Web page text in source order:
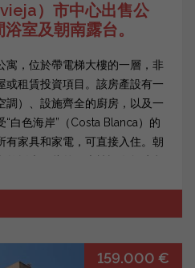
）市中心出售公
室及朝南露台。
寓，位於帶電梯大樓的一層，非
或租賃投資項目。該房產設有一
調）、設施齊全的廚房，以及一
白色海岸”（Costa Blanca）的
有家具和家電，可直接入住。朝
159.000 €